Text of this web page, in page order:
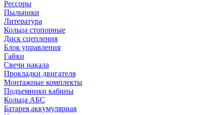
Рессоры
Пыльники
Литература
Кольца стопорные
Диск сцепления
Блок управления
Гайки
Свечи накала
Прокладки двигателя
Монтажные комплекты
Подъемники кабины
Кольца АБС
Батарея аккумулярная